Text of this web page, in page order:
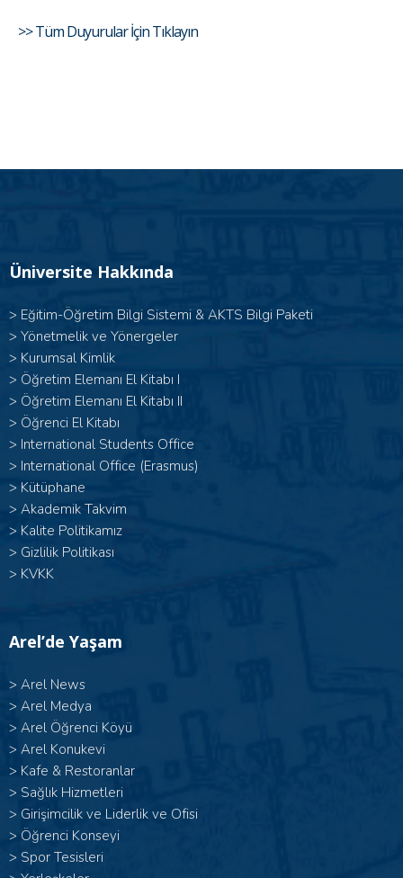
>> Tüm Duyurular İçin Tıklayın
Üniversite Hakkında
> Eğitim-Öğretim Bilgi Sistemi & AKTS Bilgi Paketi
> Yönetmelik ve Yönergeler
> Kurumsal Kimlik
> Öğretim Elemanı El Kitabı I
> Öğretim Elemanı El Kitabı II
> Öğrenci El Kitabı
> International Students Office
> International Office (Erasmus)
> Kütüphane
> Akademik Takvim
> Kalite Politikamız
> Gizlilik Politikası
> KVKK
Arel’de Yaşam
> Arel News
> Arel Medya
> Arel Öğrenci Köyü
> Arel Konukevi
> Kafe & Restoranlar
> Sağlık Hizmetleri
> Girişimcilik ve Liderlik ve Ofisi
> Öğrenci Konseyi
> Spor Tesisleri